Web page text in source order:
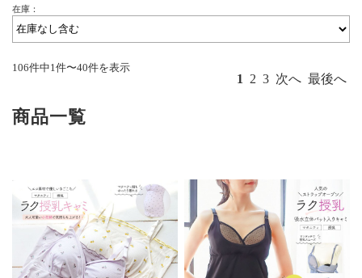
在庫：
106件中1件〜40件を表示
1 2 3 次へ 最後へ
商品一覧